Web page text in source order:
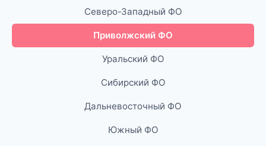
Северо-Западный ФО
Приволжский ФО
Уральский ФО
Сибирский ФО
Дальневосточный ФО
Южный ФО